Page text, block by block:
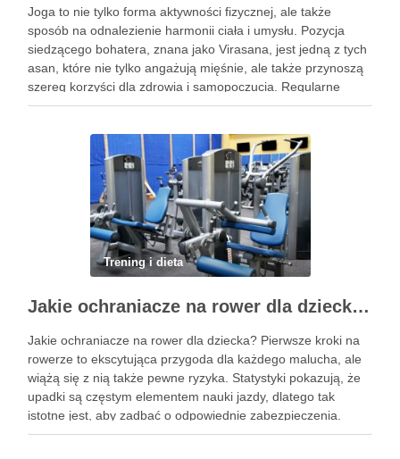
Joga to nie tylko forma aktywności fizycznej, ale także
sposób na odnalezienie harmonii ciała i umysłu. Pozycja
siedzącego bohatera, znana jako Virasana, jest jedną z tych
asan, które nie tylko angażują mięśnie, ale także przynoszą
szereg korzyści dla zdrowia i samopoczucia. Regularne
praktykowanie tej pozycji może poprawić elastyczność
Trening i dieta
Jakie ochraniacze na rower dla dziecka wybrać? Praktyczny poradnik
Jakie ochraniacze na rower dla dziecka? Pierwsze kroki na
rowerze to ekscytująca przygoda dla każdego malucha, ale
wiążą się z nią także pewne ryzyka. Statystyki pokazują, że
upadki są częstym elementem nauki jazdy, dlatego tak
istotne jest, aby zadbać o odpowiednie zabezpieczenia.
Ochraniacze na rower dla dzieci stanowią kluczowy element